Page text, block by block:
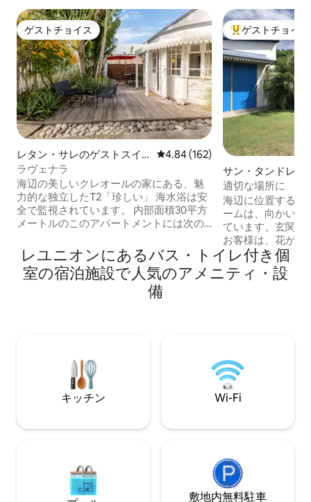
ゲストチョイス
ゲストチョイス
レタン・サレのゲストスイ
ート
レビュー162件、5つ星中4.84つ
4.84 (162)
ラヴェナラ
海辺の美しいクレオールの家にある、魅
力的な独立したT2「珍しい」 海水浴は安
全で監視されています。 内部面積30平方
メートルのこのアパートメントには次の
リビング/ラウンジ（ダイニングテーブ
ル、ソファ、テレビ） - 140 * 200のベッ
ド1台付きの寝室1室 - シャワーとトイレ付
ートには、囲まれた50平方メートルのプ
大好評のゲスト
ゲストチョイス
サン・タンドレの
イート
適切な場所に
海辺に位置する
ームは、向かいに
ています。玄関ゲ
お客様は、花が咲
テラスをご利用い
で自然、かつモ
しく設備が整えら
提供できることを
す。それでは、ま
レユニオンにあるバス・トイレ付き個
室の宿泊施設で人気のアメニティ・設
備
キッチン Wi-Fi
敷地内無料駐⁠車